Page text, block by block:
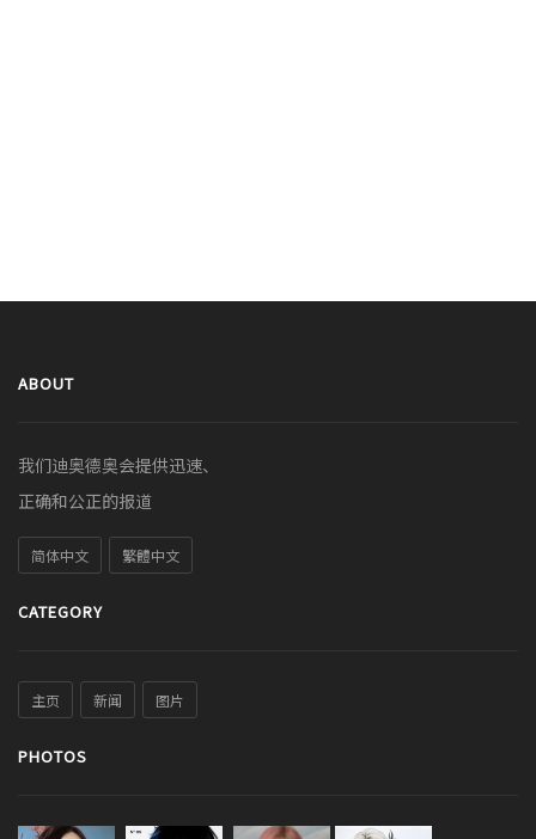
ABOUT
我们迪奥德奥会提供迅速、
正确和公正的报道
简体中文 繁體中文
CATEGORY
主页 新闻 图片
PHOTOS